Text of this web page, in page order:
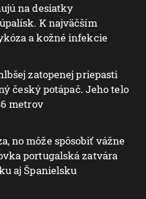
na desiatky
K najväčším
a kožné infekcie
zatopenej priepasti
český potápač. Jeho telo
metrov
no môže spôsobiť vážne
portugalská zatvára
aj Španielsku